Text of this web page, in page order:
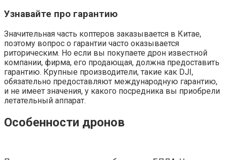
Узнавайте про гарантию
Значительная часть коптеров заказывается в Китае,
поэтому вопрос о гарантии часто оказывается
риторическим. Но если вы покупаете дрон известной
компании, фирма, его продающая, должна предоставить
гарантию. Крупные производители, такие как DJI,
обязательно предоставляют международную гарантию,
и не имеет значения, у какого посредника вы приобрели
летательный аппарат.
Особенности дронов